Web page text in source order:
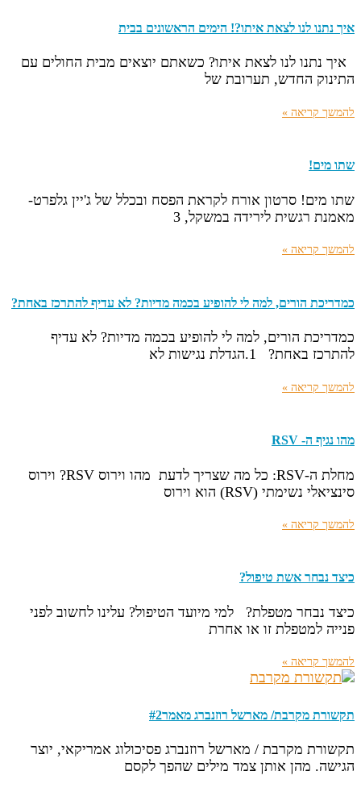
איך נתנו לנו לצאת איתו?! הימים הראשונים בבית
איך נתנו לנו לצאת איתו? כשאתם יוצאים מבית החולים עם
התינוק החדש, תערובת של
להמשך קריאה »
שתו מים!
שתו מים! סרטון אורח לקראת הפסח ובכלל של ג'יין גלפרט-
מאמנת רגשית לירידה במשקל, 3
להמשך קריאה »
כמדריכת הורים, למה לי להופיע בכמה מדיות? לא עדיף להתרכז באחת?
כמדריכת הורים, למה לי להופיע בכמה מדיות? לא עדיף
להתרכז באחת? 1.הגדלת נגישות לא
להמשך קריאה »
מהו נגיף ה- RSV
מחלת ה-RSV: כל מה שצריך לדעת מהו וירוס RSV? וירוס
סינציאלי נשימתי (RSV) הוא וירוס
להמשך קריאה »
כיצד נבחר אשת טיפול?
כיצד נבחר מטפלת? למי מיועד הטיפול? עלינו לחשוב לפני
פנייה למטפלת זו או אחרת
להמשך קריאה »
תקשורת מקרבת/ מארשל רוזנברג מאמר#2
תקשורת מקרבת / מארשל רוזנברג פסיכולוג אמריקאי, יוצר
הגישה. מהן אותן צמד מילים שהפך לקסם